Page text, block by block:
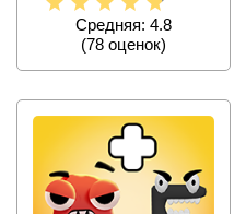
Средняя: 4.8
(78 оценок)